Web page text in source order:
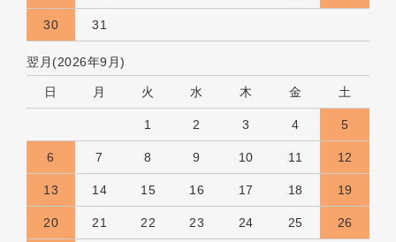
30 31
翌月(2026年9月)
日 月 火 水 木 金 土
1 2 3 4 5
6 7 8 9 10 11 12
13 14 15 16 17 18 19
20 21 22 23 24 25 26